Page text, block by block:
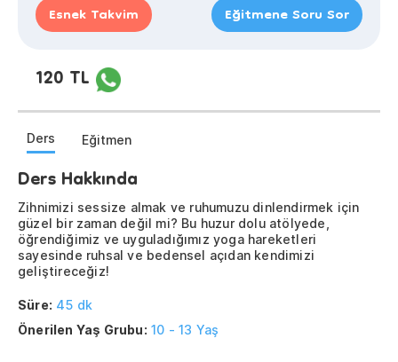
Esnek Takvim Eğitmene Soru Sor
120 TL
Ders Eğitmen
Ders Hakkında
Zihnimizi sessize almak ve ruhumuzu dinlendirmek için
güzel bir zaman değil mi? Bu huzur dolu atölyede,
öğrendiğimiz ve uyguladığımız yoga hareketleri
sayesinde ruhsal ve bedensel açıdan kendimizi
geliştireceğiz!
Süre: 45 dk
Önerilen Yaş Grubu: 10 - 13 Yaş